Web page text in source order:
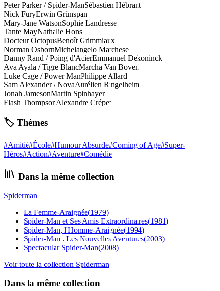
Peter Parker / Spider-ManSébastien Hébrant
Nick FuryErwin Grünspan
Mary-Jane WatsonSophie Landresse
Tante MayNathalie Hons
Docteur OctopusBenoît Grimmiaux
Norman OsbornMichelangelo Marchese
Danny Rand / Poing d'AcierEmmanuel Dekoninck
Ava Ayala / Tigre BlancMarcha Van Boven
Luke Cage / Power ManPhilippe Allard
Sam Alexander / NovaAurélien Ringelheim
Jonah JamesonMartin Spinhayer
Flash ThompsonAlexandre Crépet
🏷️ Thèmes
#Amitié#École#Humour Absurde#Coming of Age#Super-
Héros#Action#Aventure#Comédie
Dans la même collection
Spiderman
La Femme-Araignée(1979)
Spider-Man et Ses Amis Extraordinaires(1981)
Spider-Man, l'Homme-Araignée(1994)
Spider-Man : Les Nouvelles Aventures(2003)
Spectacular Spider-Man(2008)
Voir toute la collection Spiderman
Dans la même collection